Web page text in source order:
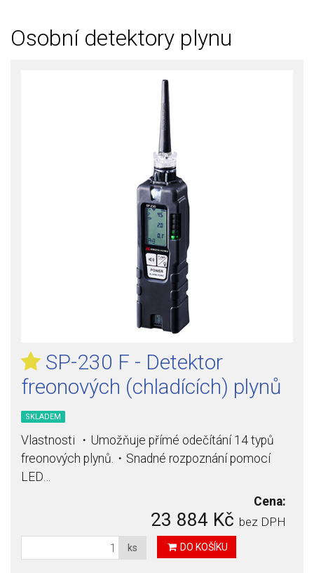
Osobní detektory plynu
SP-230 F - Detektor
freonových (chladících) plynů
SKLADEM
Vlastnosti ・Umožňuje přímé odečítání 14 typů
freonových plynů.・Snadné rozpoznání pomocí
LED…
Cena:
23 884 Kč bez DPH
ks DO KOŠÍKU